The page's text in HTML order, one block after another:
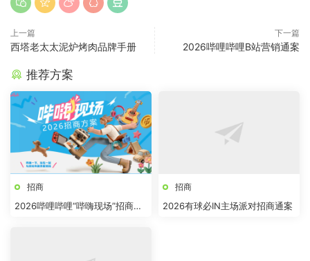
上一篇
西塔老太太泥炉烤肉品牌手册
下一篇
2026哔哩哔哩B站营销通案
推荐方案
招商
2026哔哩哔哩“哔嗨现场”招商方
招商
2026有球必IN主场派对招商通案